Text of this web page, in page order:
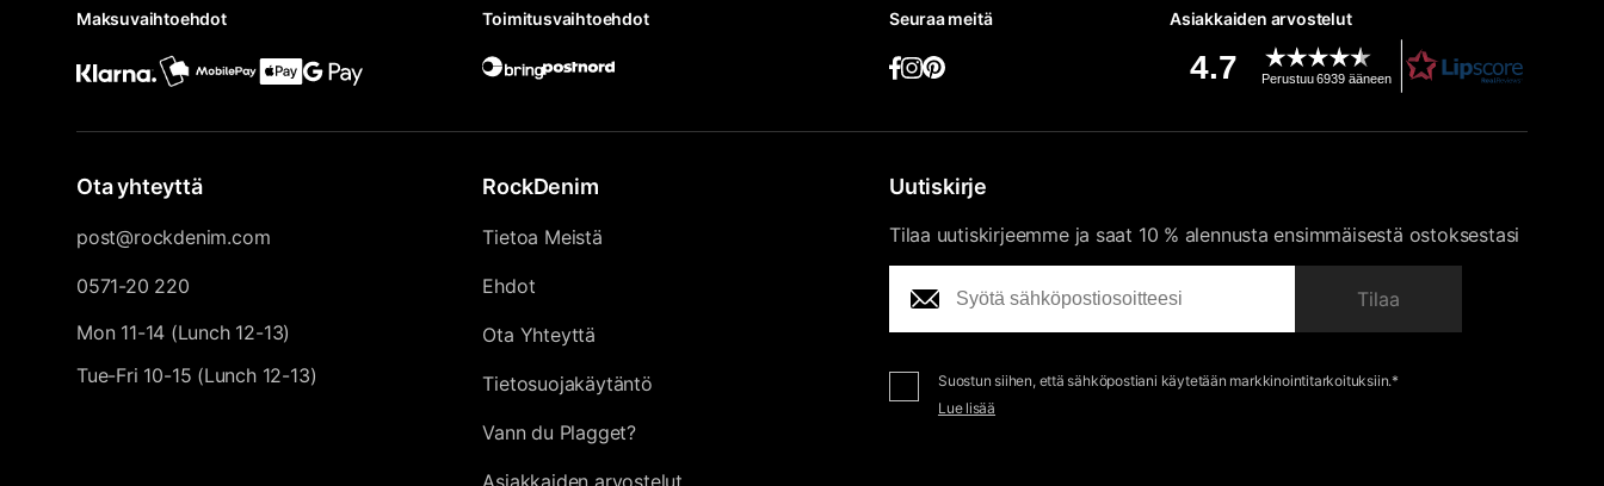
Maksuvaihtoehdot Toimitusvaihtoehdot Seuraa meitä Asiakkaiden arvostelut
4.7 Perustuu 6939 ääneen
Ota yhteyttä
post@rockdenim.com
0571-20 220
Mon 11-14 (Lunch 12-13)
Tue-Fri 10-15 (Lunch 12-13)
RockDenim
Tietoa Meistä
Ehdot
Ota Yhteyttä
Tietosuojakäytäntö
Vann du Plagget?
Asiakkaiden arvostelut
Uutiskirje
Tilaa uutiskirjeemme ja saat 10 % alennusta ensimmäisestä ostoksestasi
Tilaa
Suostun siihen, että sähköpostiani käytetään markkinointitarkoituksiin.*
Lue lisää